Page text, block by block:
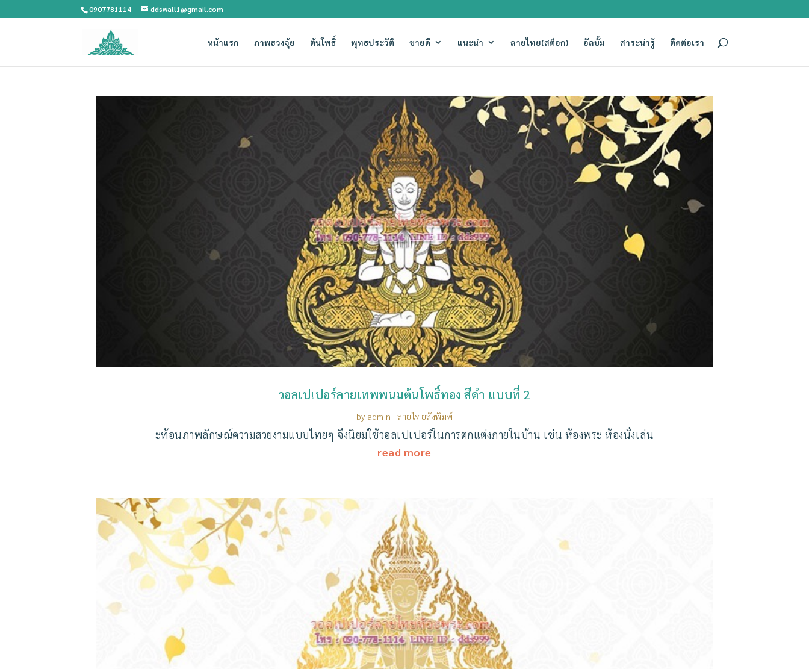
0907781114 ddswall1@gmail.com
หน้าแรก ภาพฮวงจุ้ย ต้นโพธิ์ พุทธประวัติ ขายดี แนะนำ ลายไทย(สต็อก) อัลบั้ม สาระน่ารู้ ติดต่อเรา
วอลเปเปอร์ลายเทพพนมต้นโพธิ์ทอง สีดำ แบบที่ 2
by admin | ลายไทยสั่งพิมพ์
ะท้อนภาพลักษณ์ความสวยงามแบบไทยๆ จึงนิยมใช้วอลเปเปอร์ในการตกแต่งภายในบ้าน เช่น ห้องพระ ห้องนั่งเล่น
read more